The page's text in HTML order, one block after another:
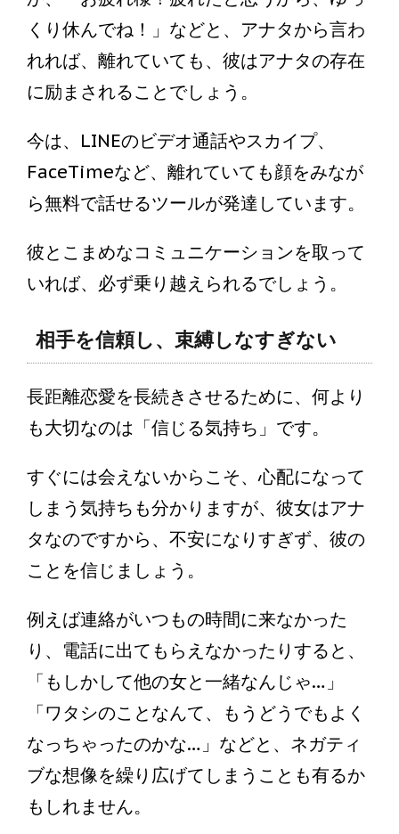
くり休んでね！」などと、アナタから言わ
れれば、離れていても、彼はアナタの存在
に励まされることでしょう。
今は、LINEのビデオ通話やスカイプ、
FaceTimeなど、離れていても顔をみなが
ら無料で話せるツールが発達しています。
彼とこまめなコミュニケーションを取って
いれば、必ず乗り越えられるでしょう。
相手を信頼し、束縛しなすぎない
長距離恋愛を長続きさせるために、何より
も大切なのは「信じる気持ち」です。
すぐには会えないからこそ、心配になって
しまう気持ちも分かりますが、彼女はアナ
タなのですから、不安になりすぎず、彼の
ことを信じましょう。
例えば連絡がいつもの時間に来なかった
り、電話に出てもらえなかったりすると、
「もしかして他の女と一緒なんじゃ…」
「ワタシのことなんて、もうどうでもよく
なっちゃったのかな…」などと、ネガティ
ブな想像を繰り広げてしまうことも有るか
もしれません。